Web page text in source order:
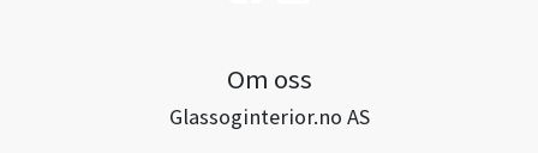
Om oss
Glassoginterior.no AS